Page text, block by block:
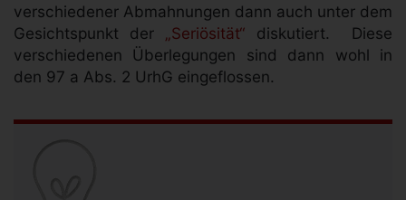
verschiedener Abmahnungen dann auch unter dem
Gesichtspunkt der
„Seriösität“ diskutiert. Diese
verschiedenen Überlegungen sind dann wohl in
den 97 a Abs. 2 UrhG eingeflossen.